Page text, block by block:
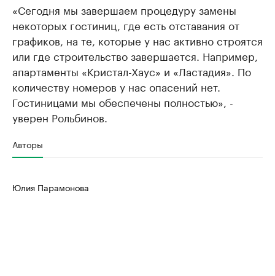
«Сегодня мы завершаем процедуру замены
некоторых гостиниц, где есть отставания от
графиков, на те, которые у нас активно строятся
или где строительство завершается. Например,
апартаменты «Кристал-Хаус» и «Ластадия». По
количеству номеров у нас опасений нет.
Гостиницами мы обеспечены полностью», -
уверен Рольбинов.
Авторы
Юлия Парамонова